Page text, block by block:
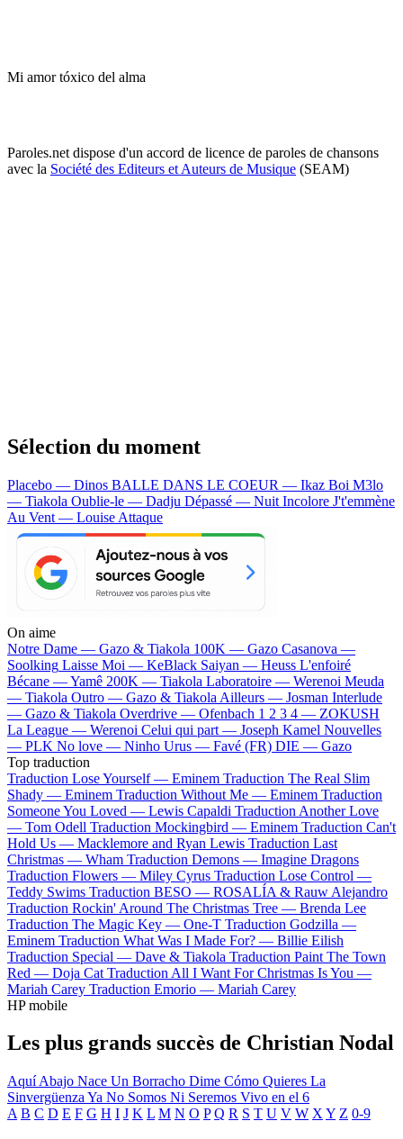
Mi amor tóxico del alma
Paroles.net dispose d'un accord de licence de paroles de chansons
avec la Société des Editeurs et Auteurs de Musique (SEAM)
Sélection du moment
Placebo — Dinos BALLE DANS LE COEUR — Ikaz Boi M3lo
— Tiakola Oublie-le — Dadju Dépassé — Nuit Incolore J't'emmène
Au Vent — Louise Attaque
On aime
Notre Dame — Gazo & Tiakola 100K — Gazo Casanova —
Soolking Laisse Moi — KeBlack Saiyan — Heuss L'enfoiré
Bécane —Yamê 200K — Tiakola Laboratoire — Werenoi Meuda
— Tiakola Outro — Gazo & Tiakola Ailleurs — Josman Interlude
— Gazo & Tiakola Overdrive — Ofenbach 1 2 3 4 — ZOKUSH
La League — Werenoi Celui qui part — Joseph Kamel Nouvelles
— PLK No love — Ninho Urus — Favé (FR) DIE — Gazo
Top traduction
Traduction Lose Yourself — Eminem Traduction The Real Slim
Shady — Eminem Traduction Without Me — Eminem Traduction
Someone You Loved — Lewis Capaldi Traduction Another Love
— Tom Odell Traduction Mockingbird — Eminem Traduction Can't
Hold Us — Macklemore and Ryan Lewis Traduction Last
Christmas — Wham Traduction Demons — Imagine Dragons
Traduction Flowers — Miley Cyrus Traduction Lose Control —
Teddy Swims Traduction BESO — ROSALÍA & Rauw Alejandro
Traduction Rockin' Around The Christmas Tree — Brenda Lee
Traduction The Magic Key — One-T Traduction Godzilla —
Eminem Traduction What Was I Made For? — Billie Eilish
Traduction Special — Dave & Tiakola Traduction Paint The Town
Red — Doja Cat Traduction All I Want For Christmas Is You —
Mariah Carey Traduction Emorio — Mariah Carey
HP mobile
Les plus grands succès de Christian Nodal
Aquí Abajo Nace Un Borracho Dime Cómo Quieres La
Sinvergüenza Ya No Somos Ni Seremos Vivo en el 6
A B C D E F G H I J K L M N O P Q R S T U V W X Y Z 0-9